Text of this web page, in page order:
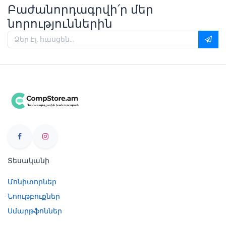
Բաժանորդագրվի՛ր մեր
նորություններին
Տեսականի
Մոնիտորներ
Նոութբուքներ
Սմարթֆոններ